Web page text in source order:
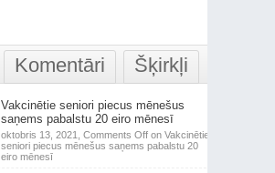
Komentāri Šķirkļi
Vakcinētie seniori piecus mēnešus
saņems pabalstu 20 eiro mēnesī
oktobris 13, 2021, Comments Offon Vakcinētie
seniori piecus mēnešus saņems pabalstu 20
eiro mēnesī